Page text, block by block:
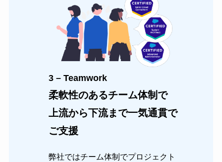
3 – Teamwork
柔軟性のあるチーム体制で
上流から下流まで一気通貫で
ご支援
弊社ではチーム体制でプロジェクト